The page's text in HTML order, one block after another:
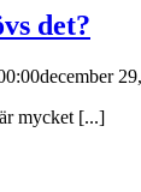
det?
december
mycket [...]